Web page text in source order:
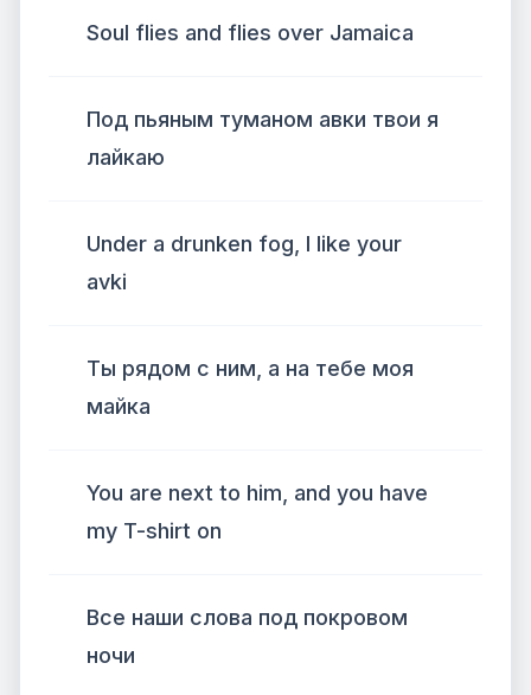
Soul flies and flies over Jamaica
Под пьяным туманом авки твои я
лайкаю
Under a drunken fog, I like your
avki
Ты рядом с ним, а на тебе моя
майка
You are next to him, and you have
my T-shirt on
Все наши слова под покровом
ночи